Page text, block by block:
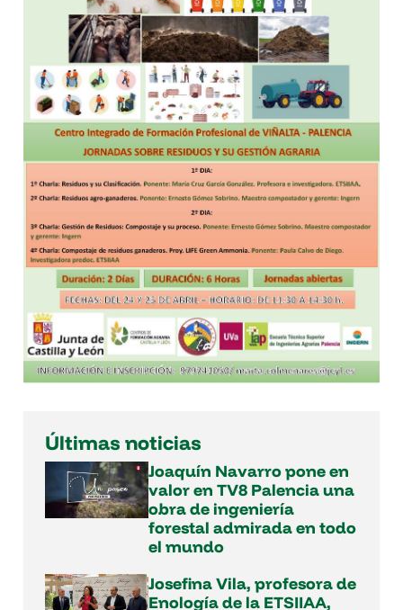
Últimas noticias
Joaquín Navarro pone en
valor en TV8 Palencia una
obra de ingeniería
forestal admirada en todo
el mundo
Josefina Vila, profesora de
Enología de la ETSIIAA,